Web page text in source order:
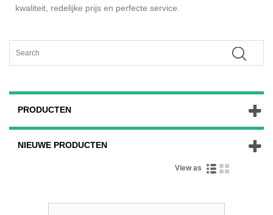
kwaliteit, redelijke prijs en perfecte service.
PRODUCTEN
NIEUWE PRODUCTEN
View as